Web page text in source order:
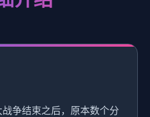
争结束之后，原本数个分